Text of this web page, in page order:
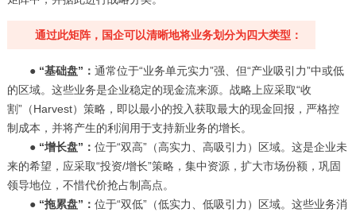
通过此矩阵，国企可以清晰地将业务划分为四大类型：
●“基础盘”： 通常位于“业务单元实力”强、但“产业吸引力”中或低
的区域。这些业务是企业稳定的现金流来源。战略上应采取“收
割”（Harvest）策略，即以最小的投入获取最大的现金回报，严格控
制成本，并将产生的利润用于支持新业务的增长。
●“增长盘”： 位于“双高”（高实力、高吸引力）区域。这是企业未
来的希望，应采取“投资/增长”策略，集中资源，扩大市场份额，巩固
领导地位，不惜代价抢占制高点。
●“拖累盘”： 位于“双低”（低实力、低吸引力）区域。这些业务消